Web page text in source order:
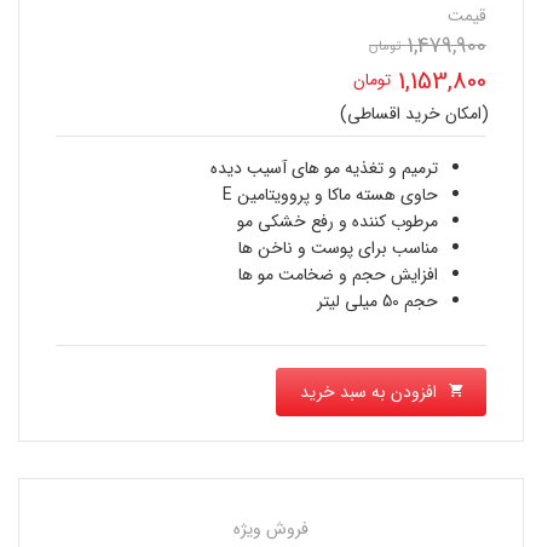
قیمت
1,479,900 تومان
اصلی
1,479,900 تومان
بود.
1,153,800 تومان
قیمت
فعلی
1,153,800 تومان
است.
(امکان خرید اقساطی)
ترمیم و تغذیه مو های آسیب دیده
حاوی هسته ماکا و پروویتامین E
مرطوب کننده و رفع خشکی مو
مناسب برای پوست و ناخن ها
افزایش حجم و ضخامت مو ها
حجم 50 میلی لیتر
افزودن به سبد خرید
فروش ویژه